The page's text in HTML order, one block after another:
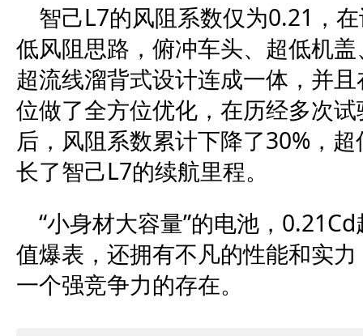
智己L7的风阻系数仅为0.21，
低风阻思路，俯冲车头、超低机
超流线溜背式设计连成一体，并
位做了全方位优化，在历经多次
后，风阻系数累计下降了30%，
长了智己L7的续航里程。
“小身材大容量”的电池，
值爆表，还拥有不凡的性能和实
一个强竞争力的存在。